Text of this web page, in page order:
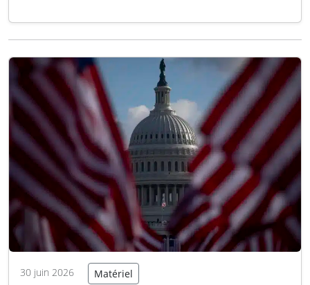
bases à l’étranger contre les attaques
annonce accompagne le plan d’investissement
en matière de…
Lire la suite
30 juin 2026 Matériel